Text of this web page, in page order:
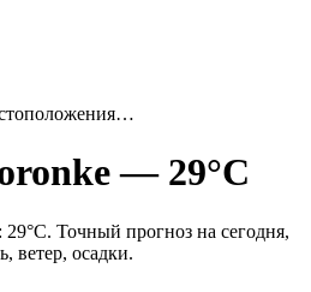
— 29°C
Точный прогноз на сегодня,
ветер, осадки.